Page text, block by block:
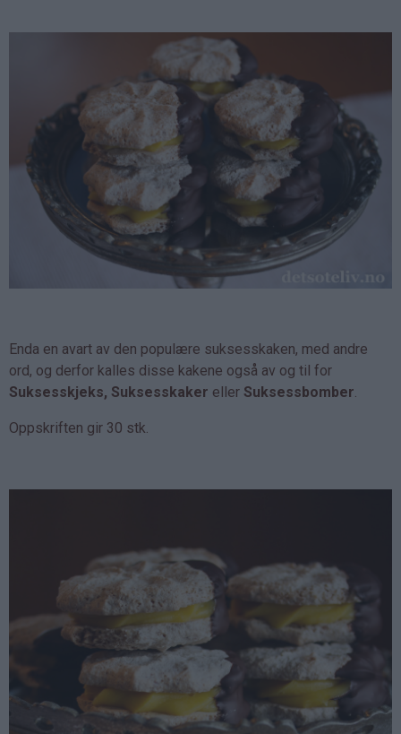
Enda en avart av den populære suksesskaken, med andre
ord, og derfor kalles disse kakene også av og til for
Suksesskjeks, Suksesskaker eller Suksessbomber
Oppskriften gir 30 stk.